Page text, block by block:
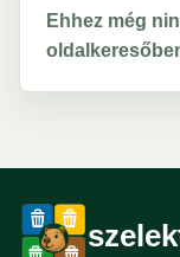
Ehhez még